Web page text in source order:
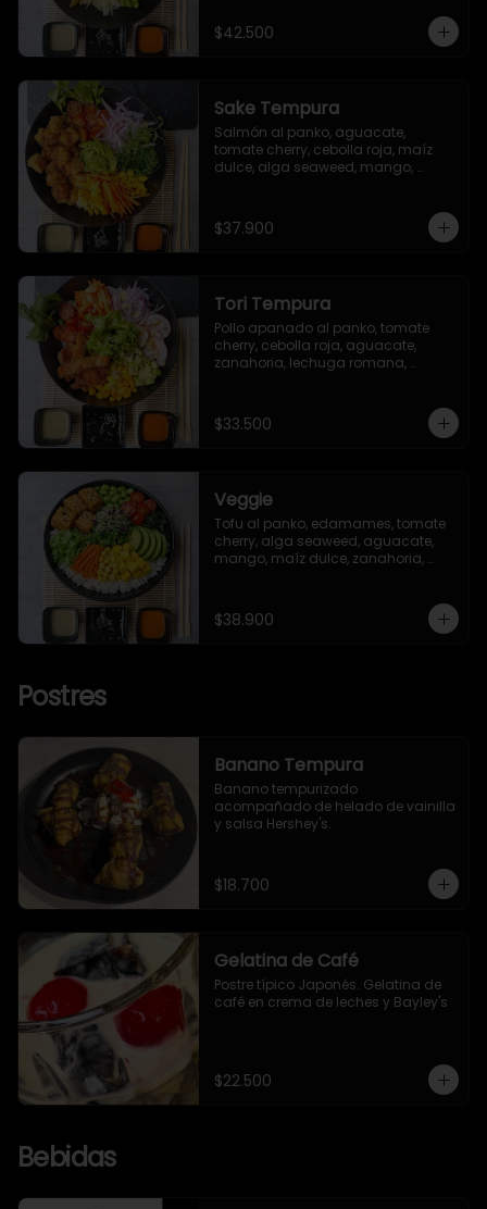
sriracha (opcional)
$42.500
Sake Tempura
Salmón al panko, aguacate,
tomate cherry, cebolla roja, maíz
dulce, alga seaweed, mango,
$37.900
Tori Tempura
Pollo apanado al panko, tomate
cherry, cebolla roja, aguacate,
zanahoria, lechuga romana,
$33.500
Veggie
Tofu al panko, edamames, tomate
cherry, alga seaweed, aguacate,
mango, maíz dulce, zanahoria,
$38.900
Postres
Banano Tempura
Banano tempurizado
acompañado de helado de vainilla
y salsa Hershey's.
$18.700
Gelatina de Café
Postre típico Japonés. Gelatina de
café en crema de leches y Bayley's
$22.500
Bebidas